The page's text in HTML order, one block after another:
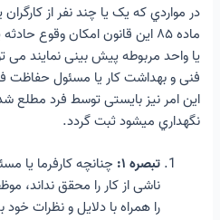
در مواردي که یک یا چند نفر از
ماده ۸۵ این قانون امکان وقوع
یا واحد مربوطه پیش بینی نمایند می
فنی و بهداشت کار یا مسئول حفاظت
این امر نیز بایستی توسط فرد مطلع
نگهداري میشود ثبت گردد.
تبصره ۱:
چنانچه کارفرما یا
ناشی از کار را محقق
را همراه با دلایل و نظرات خود